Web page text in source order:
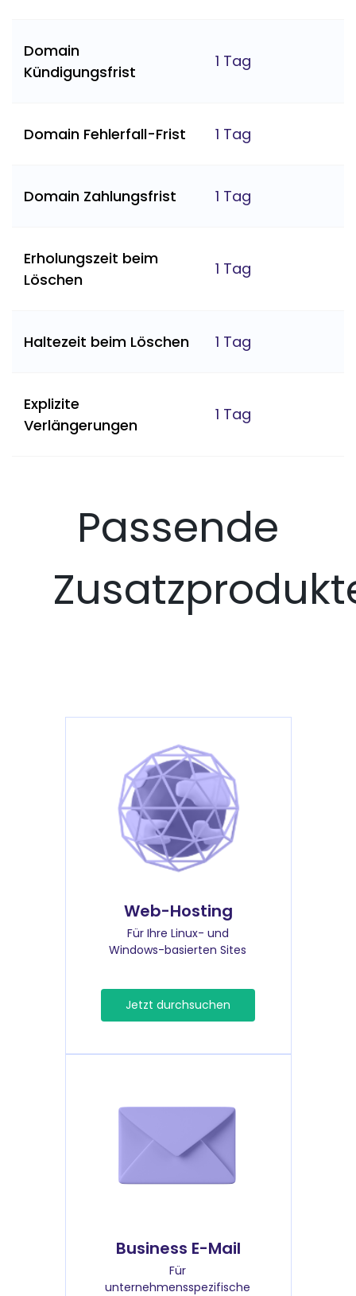
Domain
Kündigungsfrist
1 Tag
Domain Fehlerfall-Frist 1 Tag
Domain Zahlungsfrist 1 Tag
Erholungszeit beim
Löschen
1 Tag
Haltezeit beim Löschen 1 Tag
Explizite
Verlängerungen
1 Tag
Passende
Web-Hosting
Für Ihre Linux- und
Windows-basierten Sites
Jetzt durchsuchen
Business E-Mail
Für
unternehmensspezifische